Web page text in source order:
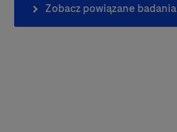
Zobacz powiązane badania